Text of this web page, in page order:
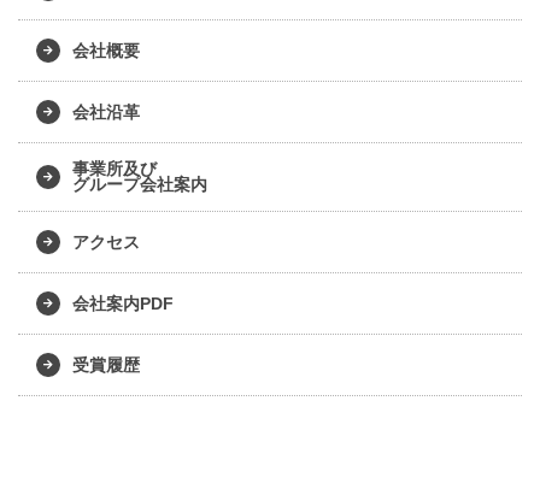
会社概要
会社沿革
事業所及び
グループ会社案内
アクセス
会社案内PDF
受賞履歴